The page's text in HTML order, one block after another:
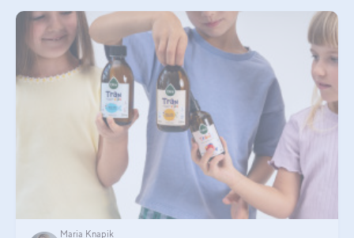
Maria Knapik